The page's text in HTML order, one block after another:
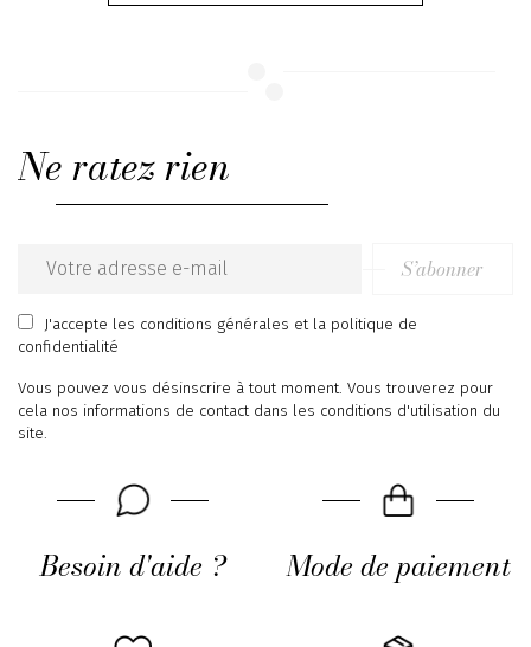
Ne ratez rien
Email
address
S’abonner
J'accepte les conditions générales et la politique de
confidentialité
Vous pouvez vous désinscrire à tout moment. Vous trouverez pour
cela nos informations de contact dans les conditions d'utilisation du
site.
Besoin d'aide ? Mode de paiement